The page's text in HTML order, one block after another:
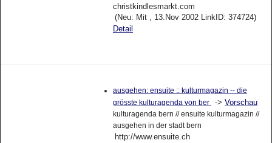
christkindlesmarkt.com
(Neu: Mit , 13.Nov 2002 LinkID: 374724)
Detail
ausgehen: ensuite :: kulturmagazin -- die
grösste kulturagenda von ber
-> Vorschau
kulturagenda bern // ensuite kulturmagazin //
ausgehen in der stadt bern
http://www.ensuite.ch